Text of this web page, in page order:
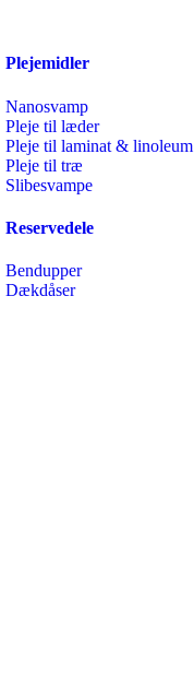
Plejemidler
Nanosvamp
Pleje til læder
Pleje til laminat & linoleum
Pleje til træ
Slibesvampe
Reservedele
Bendupper
Dækdåser